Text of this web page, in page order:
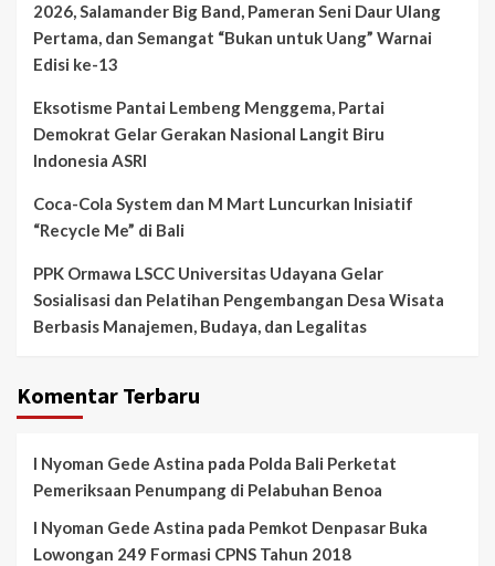
2026, Salamander Big Band, Pameran Seni Daur Ulang
Pertama, dan Semangat “Bukan untuk Uang” Warnai
Edisi ke-13
Eksotisme Pantai Lembeng Menggema, Partai
Demokrat Gelar Gerakan Nasional Langit Biru
Indonesia ASRI
Coca-Cola System dan M Mart Luncurkan Inisiatif
“Recycle Me” di Bali
PPK Ormawa LSCC Universitas Udayana Gelar
Sosialisasi dan Pelatihan Pengembangan Desa Wisata
Berbasis Manajemen, Budaya, dan Legalitas
Komentar Terbaru
I Nyoman Gede Astina pada Polda Bali Perketat
Pemeriksaan Penumpang di Pelabuhan Benoa
I Nyoman Gede Astina pada Pemkot Denpasar Buka
Lowongan 249 Formasi CPNS Tahun 2018